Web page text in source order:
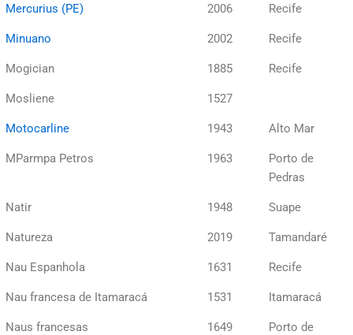
Mercurius (PE) 2006 Recife
Minuano 2002 Recife
Mogician 1885 Recife
Mosliene 1527
Motocarline 1943 Alto Mar
MParmpa Petros 1963
Porto de
Pedras
Natir 1948 Suape
Natureza 2019 Tamandaré
Nau Espanhola 1631 Recife
Nau francesa de Itamaracá 1531 Itamaracá
Naus francesas 1649
Porto de